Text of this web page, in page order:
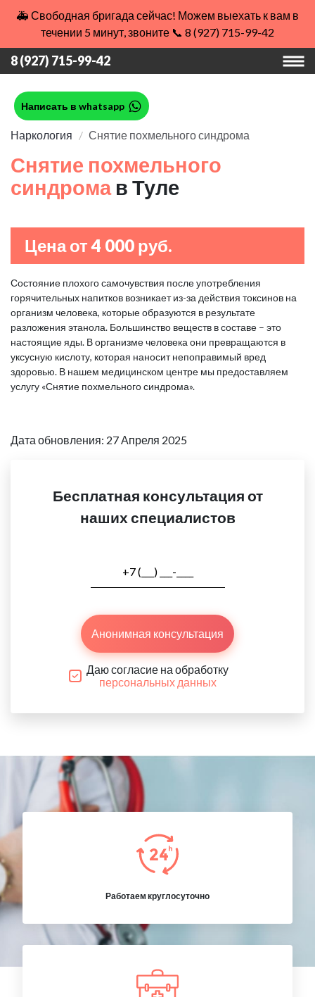
🚑 Свободная бригада сейчас! Можем выехать к вам в
течении 5 минут, звоните 📞 8 (927) 715-99-42
8 (927) 715-99-42
Написать в whatsapp
Наркология Снятие похмельного синдрома
Снятие похмельного
синдрома в Туле
Цена от 4 000 руб.
Состояние плохого самочувствия после употребления
горячительных напитков возникает из-за действия токсинов на
организм человека, которые образуются в результате
разложения этанола. Большинство веществ в составе – это
настоящие яды. В организме человека они превращаются в
уксусную кислоту, которая наносит непоправимый вред
здоровью. В нашем медицинском центре мы предоставляем
услугу «Снятие похмельного синдрома».
Дата обновления: 27 Апреля 2025
Бесплатная консультация от
наших специалистов
Анонимная консультация
Даю согласие на обработку
персональных данных
Работаем круглосуточно